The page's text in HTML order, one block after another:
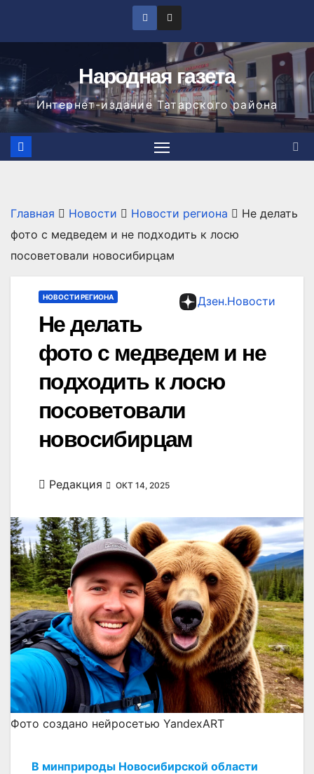
Народная газета
Интернет-издание Татарского района
Главная Новости Новости региона
Не делать
фото с медведем и не подходить к лосю
посоветовали новосибирцам
Дзен.Новости
НОВОСТИ РЕГИОНА
Не делать
фото с медведем и не
подходить к лосю
посоветовали
новосибирцам
Редакция ОКТ 14, 2025
Фото создано нейросетью YandexART
В минприроды Новосибирской области